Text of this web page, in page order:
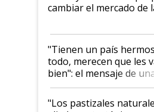
cambiar el mercado de
"Tienen un país
todo, merecen que les
bien": el mensaje de
ganadera uruguaya
oportunidades que se
para el agro en
"Los pastizales